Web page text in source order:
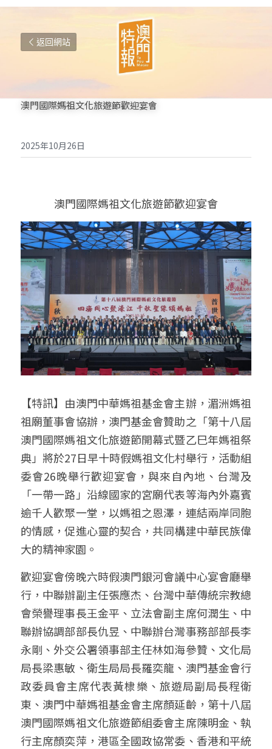
返回網站
澳門國際媽祖文化旅遊節歡迎宴會
2025年10月26日
澳門國際媽祖文化旅遊節歡迎宴會
【特訊】由澳門中華媽祖基金會主辦，湄洲媽祖
祖廟董事會協辦，澳門基金會贊助之「第十八屆
澳門國際媽祖文化旅遊節開幕式暨乙巳年媽祖祭
典」將於27日早十時假媽祖文化村舉行，活動組
委會26晚舉行歡迎宴會，與來自內地、台灣及
「一帶一路」沿線國家的宮廟代表等海內外嘉賓
逾千人歡聚一堂，以媽祖之恩澤，連結兩岸同胞
的情感，促進心靈的契合，共同構建中華民族偉
大的精神家園。
歡迎宴會傍晚六時假澳門銀河會議中心宴會廳舉
行，中聯辦副主任張應杰、台灣中華傳統宗教總
會榮譽理事長王金平、立法會副主席何潤生、中
聯辦協調部部長仇昱、中聯辦台灣事務部部長李
永剛、外交公署領事部主任林如海參贊、文化局
局長梁惠敏、衛生局局長羅奕龍、澳門基金會行
政委員會主席代表黃棣樂、旅遊局副局長程衛
東、澳門中華媽祖基金會主席顏延齡，第十八屆
澳門國際媽祖文化旅遊節組委會主席陳明金、執
行主席顏奕萍，港區全國政協常委、香港和平統